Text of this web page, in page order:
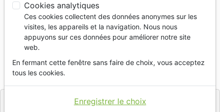
Femme inébranlable
Osez faire ce que Dieu vous appelle à
faire
Christine Caine
RéférenceMM6175 EAN9782895761754
MINISTERE MULTILINGUE
Cookies analytiques
Ces cookies collectent des données anonymes sur les
visites, les appareils et la navigation. Nous nous
appuyons sur ces données pour améliorer notre site
web.
En fermant cette fenêtre sans faire de choix, vous acceptez
tous les cookies.
Enregistrer le choix